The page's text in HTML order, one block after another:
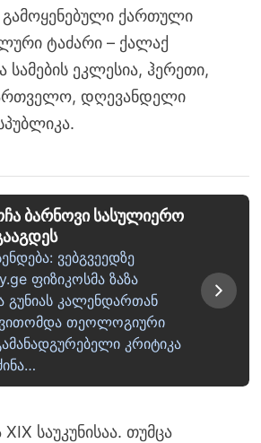
ქართული
ტაძარი – ქალაქ
სამების ეკლესია, ჰერეთი,
დღევანდელი
ბარნოვი სასულიერო
ვებგვეედზე
ფიზიკოსმა ზაზა
გუნიას კალენდართან
ვითომდა თეოლოგიური
კრიტიკა
საუკუნისაა. თუმცა